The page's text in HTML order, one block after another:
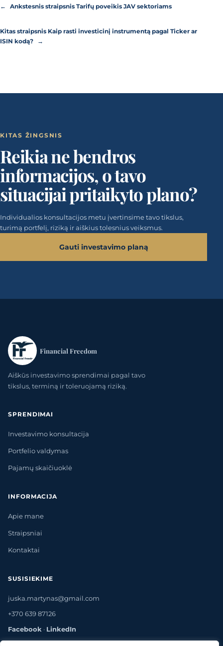
← Ankstesnis straipsnis Tarifų poveikis JAV sektoriams
Kitas straipsnis Kaip rasti investicinį instrumentą pagal Ticker ar
ISIN kodą?
→
KITAS ŽINGSNIS
Reikia ne bendros
informacijos, o tavo
situacijai pritaikyto plano?
Individualios konsultacijos metu įvertinsime tavo tikslus,
turimą portfelį, riziką ir aiškius tolesnius veiksmus.
Gauti investavimo planą
Financial Freedom
Aiškūs investavimo sprendimai pagal tavo
tikslus, terminą ir toleruojamą riziką.
SPRENDIMAI
Investavimo konsultacija
Portfelio valdymas
Pajamų skaičiuoklė
INFORMACIJA
Apie mane
Straipsniai
Kontaktai
SUSISIEKIME
juska.martynas@gmail.com
+370 639 87126
Facebook · LinkedIn